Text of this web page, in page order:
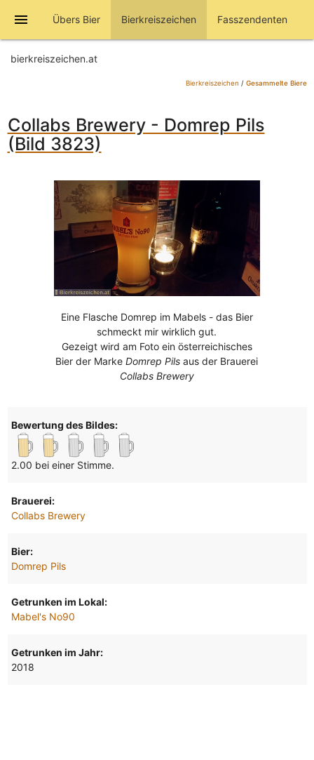
menu Übers Bier Bierkreiszeichen Fasszendenten
bierkreiszeichen.at
Bierkreiszeichen / Gesammelte Biere
Collabs Brewery - Domrep Pils
(Bild 3823)
Eine Flasche Domrep im Mabels - das Bier
schmeckt mir wirklich gut.
Gezeigt wird am Foto ein österreichisches
Bier der MarkeDomrep Pils aus der Brauerei
Collabs Brewery
Bewertung des Bildes:
2.00 bei einer Stimme.
Brauerei:
Collabs Brewery
Bier:
Domrep Pils
Getrunken im Lokal:
Mabel's No90
Getrunken im Jahr:
2018